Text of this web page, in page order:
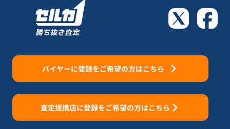
バイヤーに登録をご希望の方はこちら
査定提携店に登録をご希望の方はこちら